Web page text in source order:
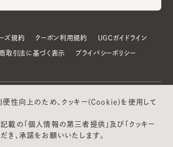
ズ規約 クーポン利用規約 UGCガイドライン
取引法に基づく表示 プライバシーポリシー
便性向上のため、クッキー(Cookie)を使用して
記載の「個人情報の第三者提供」及び「クッキー
き、承諾をお願いいたします。